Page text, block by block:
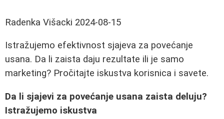
Radenka Višacki 2024-08-15
Istražujemo efektivnost sjajeva za povećanje
usana. Da li zaista daju rezultate ili je samo
marketing? Pročitajte iskustva korisnica i savete.
Da li sjajevi za povećanje usana zaista deluju?
Istražujemo iskustva